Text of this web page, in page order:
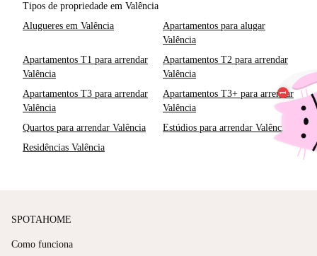
Tipos de propriedade em Valência
Alugueres em Valência
Apartamentos para alugar
Valência
Apartamentos T1 para arrendar
Valência
Apartamentos T2 para arrendar
Valência
Apartamentos T3 para arrendar
Valência
Apartamentos T3+ para arrendar
Valência
Quartos para arrendar Valência
Estúdios para arrendar Valência
Residências Valência
SPOTAHOME
Como funciona